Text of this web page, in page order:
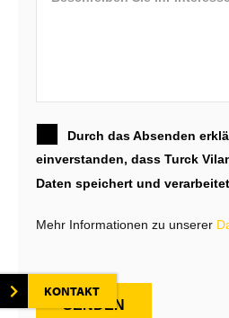
KONTAKT
Durch das Absenden
einverstanden, dass Turck
Daten speichert und
Mehr Informationen zu unserer
SENDEN